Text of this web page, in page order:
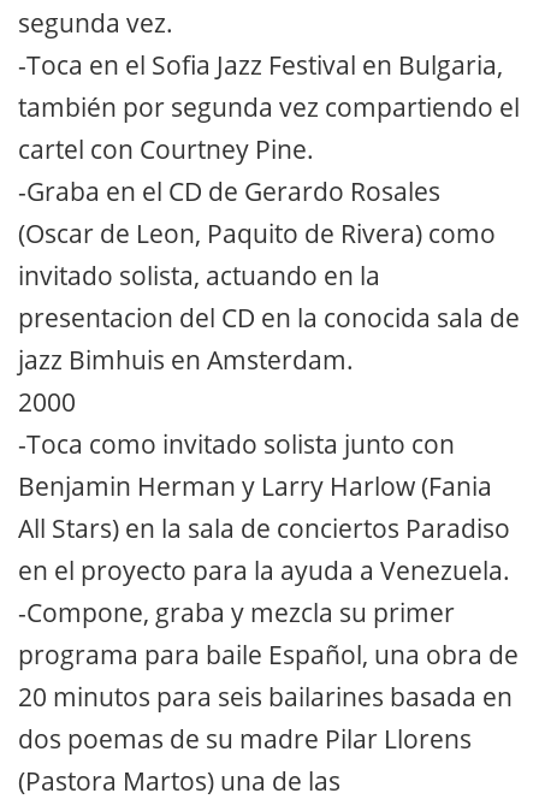
segunda vez.
-Toca en el Sofia Jazz Festival en Bulgaria,
también por segunda vez compartiendo el
cartel con Courtney Pine.
-Graba en el CD de Gerardo Rosales
(Oscar de Leon, Paquito de Rivera) como
invitado solista, actuando en la
presentacion del CD en la conocida sala de
jazz Bimhuis en Amsterdam.
2000
-Toca como invitado solista junto con
Benjamin Herman y Larry Harlow (Fania
All Stars) en la sala de conciertos Paradiso
en el proyecto para la ayuda a Venezuela.
-Compone, graba y mezcla su primer
programa para baile Español, una obra de
20 minutos para seis bailarines basada en
dos poemas de su madre Pilar Llorens
(Pastora Martos) una de las